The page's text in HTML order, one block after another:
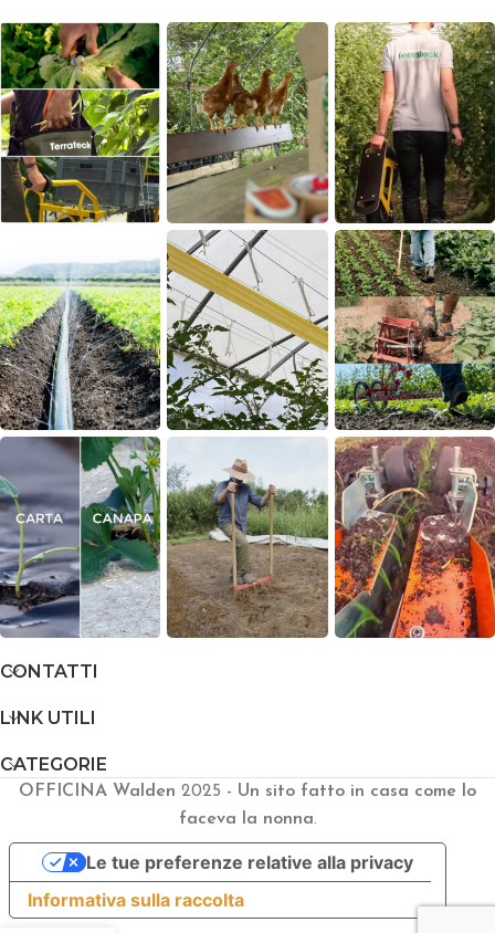
CONTATTI
LINK UTILI
CATEGORIE
OFFICINA Walden 2025 - Un sito fatto in casa come lo
faceva la nonna.
Informativa sulla raccolta
Le tue preferenze relative alla privacy